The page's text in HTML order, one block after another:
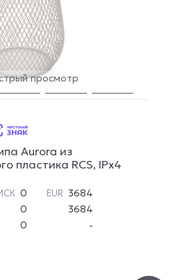
просмотр
Aurora из
пластика RCS, IPx4
0 EUR 3684
0
3684
0 -